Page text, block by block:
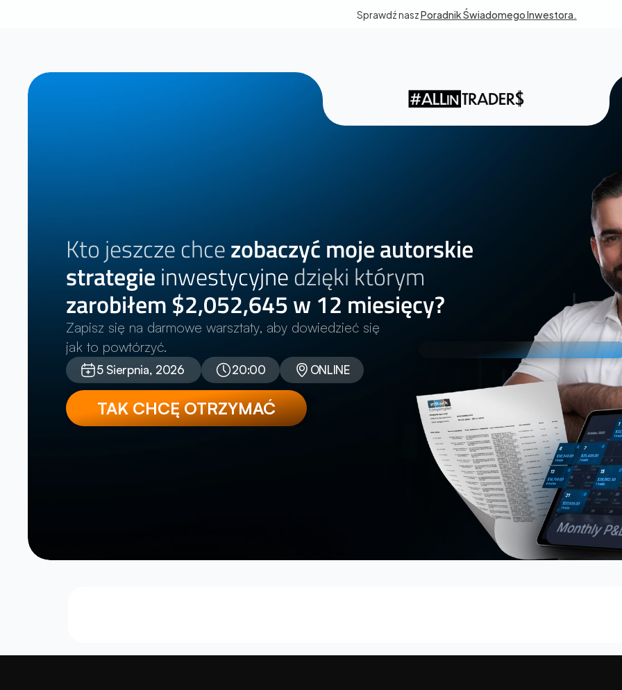
Sprawdź nasz Poradnik Świadomego Inwestora.
Kto jeszcze chcezobaczyć moje autorskie
strategieinwestycyjnedzięki którym
zarobiłem $2,052,645 w 12 miesięcy?
Zapisz się na darmowe warsztaty, aby dowiedzieć się
jak to powtórzyć.
5 Sierpnia, 2026 20:00 ONLINE
TAK CHCĘ OTRZYMAĆ